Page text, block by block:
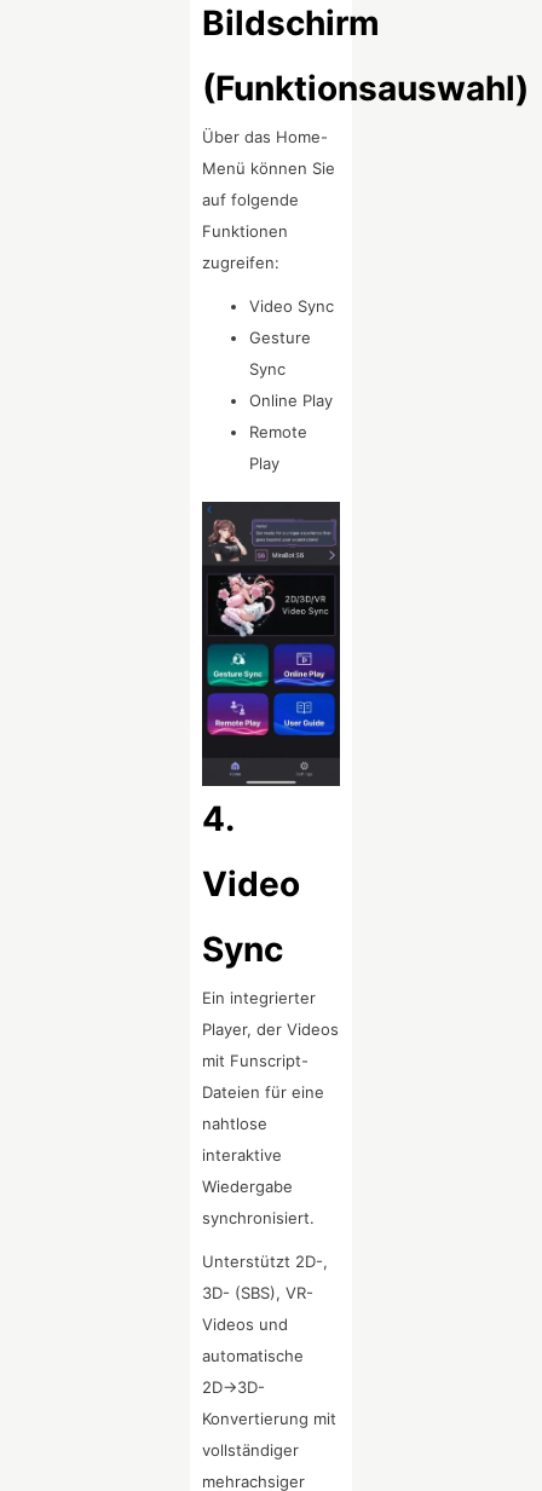
Bildschirm
(Funktionsauswahl)
Über das Home-
Menü können Sie
auf folgende
Funktionen
zugreifen:
Video Sync
Gesture
Sync
Online Play
Remote
Play
4.
Video
Sync
Ein integrierter
Player, der Videos
mit Funscript-
Dateien für eine
nahtlose
interaktive
Wiedergabe
synchronisiert.
Unterstützt 2D-,
3D- (SBS), VR-
Videos und
automatische
2D→3D-
Konvertierung mit
vollständiger
mehrachsiger